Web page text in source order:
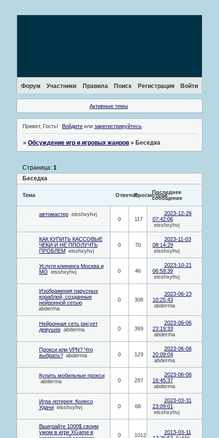
Форум Участники Правила Поиск Регистрация Войти
Активные темы
Привет, Гость! Войдите илизарегистрируйтесь
» Обсуждение игр и игровых жанров » Беседка
Беседка
Страница: 1
Тема ОтветовПросмотровПоследнее
сообщение
автомастер eisshxyhvj
0
117
2023-12-26
07:42:06
eisshxyhvj
КАК КУПИТЬ КАССОВЫЕ
ЧЕКИ И НЕ ППОЛУЧТЬ
ПРОБЛЕМ eisshxyhvj
0 70
2023-11-03
08:14:29
eisshxyhvj
Услуги клининга Москва и
МО eisshxyhvj 0 46
2023-10-21
06:59:39
eisshxyhvj
Изображения парусных
кораблей, созданные
нейронной сетью
abderma
0 308
2023-06-23
10:25:43
abderma
Нейронная сеть рисует
девушек abderma 0 369
2023-06-06
23:19:33
abderma
Прокси или VPN? Что
выбрать? abderma 0 129
2023-06-06
20:09:04
abderma
Купить мобильные прокси
abderma
0 297
2023-06-06
16:45:37
abderma
Игра лотерея: Колесо
Удачи eisshxyhvj 0 68
2023-03-31
23:09:01
eisshxyhvj
Выиграйте 1000$ своим
умом в игре XGame в
0 1012
2013-03-11